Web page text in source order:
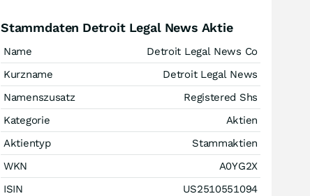
Stammdaten Detroit Legal News Aktie
Name
Detroit Legal News Co
Kurzname
Detroit Legal News
Namenszusatz
Registered Shs
Kategorie
Aktien
Aktientyp
Stammaktien
WKN
A0YG2X
ISIN
US2510551094